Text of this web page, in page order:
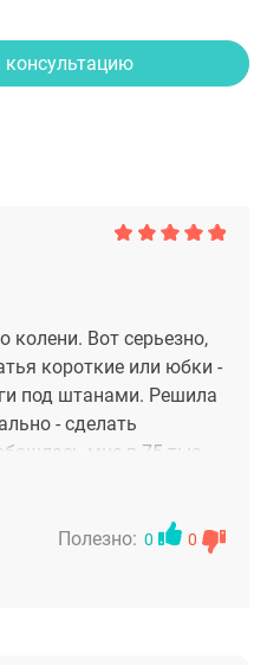
консультацию
Вот серьезно,
короткие или юбки -
под штанами. Решила
- сделать
мне в 75 тыс,
для Москвы. Плюс
Ну что хочу
я почувствовала
Полезно: 0 0